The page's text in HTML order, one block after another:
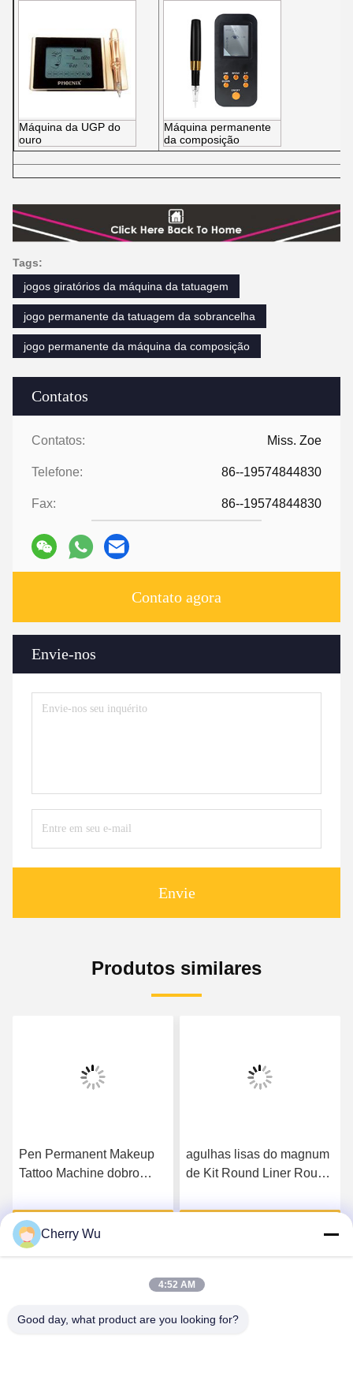
Contatos
Contatos: Miss. Zoe
Telefone: 86--19574844830
Fax: 86--19574844830
Contato agora
Envie-nos
Envie
Máquina da UGP do
ouro
Máquina permanente
da composição
Tags:
jogos giratórios da máquina da tatuagem
jogo permanente da tatuagem da sobrancelha
jogo permanente da máquina da composição
Produtos similares
Pen Permanent Makeup
Tattoo Machine dobro
olho da sobrancelha
Obtenha o melhor preço
agulhas lisas do magnum
de Kit Round Liner Round
tatuagem permanente da
Cherry Wu
4:52 AM
Good day, what product are you looking for?